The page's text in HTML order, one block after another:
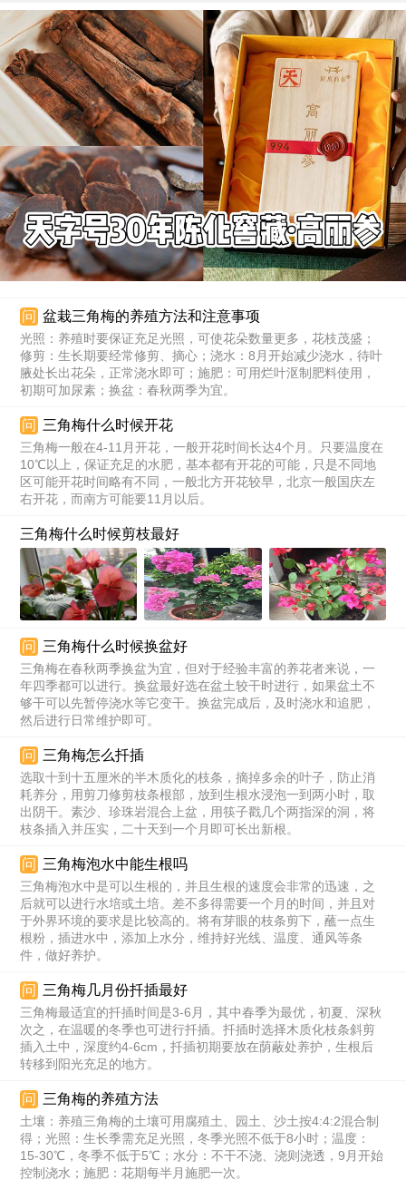
问 盆栽三角梅的养殖方法和注意事项
光照：养殖时要保证充足光照，可使花朵数量更多，花枝茂盛；
修剪：生长期要经常修剪、摘心；浇水：8月开始减少浇水，待叶
腋处长出花朵，正常浇水即可；施肥：可用烂叶沤制肥料使用，
初期可加尿素；换盆：春秋两季为宜。
问 三角梅什么时候开花
三角梅一般在4-11月开花，一般开花时间长达4个月。只要温度在
10℃以上，保证充足的水肥，基本都有开花的可能，只是不同地
区可能开花时间略有不同，一般北方开花较早，北京一般国庆左
右开花，而南方可能要11月以后。
三角梅什么时候剪枝最好
问 三角梅什么时候换盆好
三角梅在春秋两季换盆为宜，但对于经验丰富的养花者来说，一
年四季都可以进行。换盆最好选在盆土较干时进行，如果盆土不
够干可以先暂停浇水等它变干。换盆完成后，及时浇水和追肥，
然后进行日常维护即可。
问 三角梅怎么扦插
选取十到十五厘米的半木质化的枝条，摘掉多余的叶子，防止消
耗养分，用剪刀修剪枝条根部，放到生根水浸泡一到两小时，取
出阴干。素沙、珍珠岩混合上盆，用筷子戳几个两指深的洞，将
枝条插入并压实，二十天到一个月即可长出新根。
问 三角梅泡水中能生根吗
三角梅泡水中是可以生根的，并且生根的速度会非常的迅速，之
后就可以进行水培或土培。差不多得需要一个月的时间，并且对
于外界环境的要求是比较高的。将有芽眼的枝条剪下，蘸一点生
根粉，插进水中，添加上水分，维持好光线、温度、通风等条
件，做好养护。
问 三角梅几月份扦插最好
三角梅最适宜的扦插时间是3-6月，其中春季为最优，初夏、深秋
次之，在温暖的冬季也可进行扦插。扦插时选择木质化枝条斜剪
插入土中，深度约4-6cm，扦插初期要放在荫蔽处养护，生根后
转移到阳光充足的地方。
问 三角梅的养殖方法
土壤：养殖三角梅的土壤可用腐殖土、园土、沙土按4:4:2混合制
得；光照：生长季需充足光照，冬季光照不低于8小时；温度：
15-30℃，冬季不低于5℃；水分：不干不浇、浇则浇透，9月开始
控制浇水；施肥：花期每半月施肥一次。